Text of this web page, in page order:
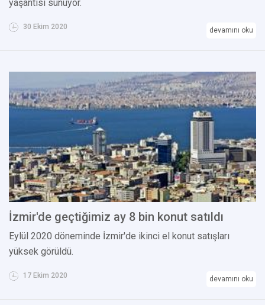
yaşantısı sunuyor.
30 Ekim 2020 devamını oku
İzmir'de geçtiğimiz ay 8 bin konut satıldı
Eylül 2020 döneminde İzmir'de ikinci el konut satışları
yüksek görüldü.
17 Ekim 2020 devamını oku